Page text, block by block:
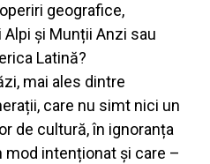
geografice,
și Munții Anzi sau
Latină?
mai ales dintre
care nu simt nici un
de cultură, în ignoranța
mod intenționat și care –